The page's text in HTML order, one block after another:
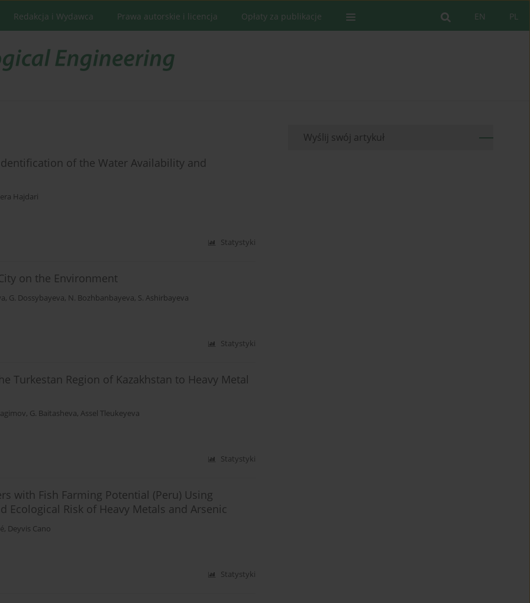
PL
EN
Redakcja i Wydawca Prawa autorskie i licencja Opłaty za publikacje
of the Water Availability and
Hajdari
Statystyki
on the Environment
, G. Dossybayeva, N. Bozhbanbayeva, S. Ashirbayeva
Statystyki
Turkestan Region of Kazakhstan to Heavy Metal
, G. Baitasheva, Assel Tleukeyeva
Statystyki
with Fish Farming Potential (Peru) Using
Risk of Heavy Metals and Arsenic
, Deyvis Cano
Statystyki
Wyślij swój artykuł